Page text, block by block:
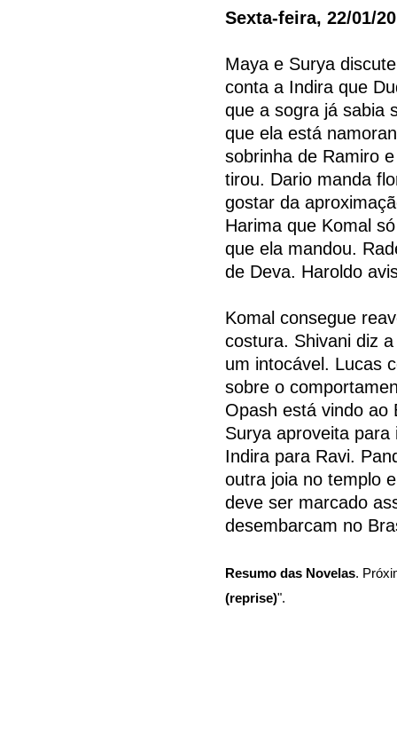
Sexta-feira, 22/01/
Maya e Surya
conta a Indira que
que a sogra já sabia
que ela está
sobrinha de Ramiro
tirou. Dario manda
gostar da
Harima que Komal
que ela mandou.
de Deva. Haroldo
Komal consegue
costura. Shivani diz
um intocável. Lucas
sobre o
Opash está vindo ao
Surya aproveita
Indira para Ravi.
outra joia no templo
deve ser marcado
desembarcam no
Resumo das Novelas.
(reprise)".